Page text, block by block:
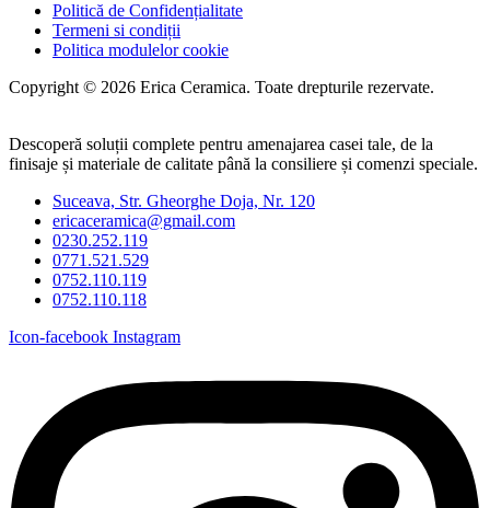
Politică de Confidențialitate
Termeni si condiții
Politica modulelor cookie
Copyright © 2026 Erica Ceramica. Toate drepturile rezervate.
Descoperă soluții complete pentru amenajarea casei tale, de la
finisaje și materiale de calitate până la consiliere și comenzi speciale.
Suceava, Str. Gheorghe Doja, Nr. 120
ericaceramica@gmail.com
0230.252.119
0771.521.529
0752.110.119
0752.110.118
Icon-facebook Instagram